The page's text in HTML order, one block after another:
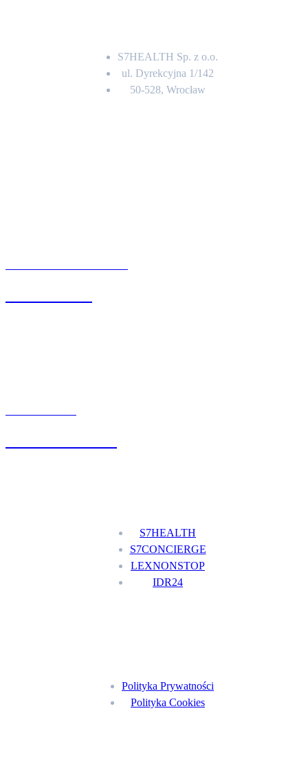
S7HEALTH Sp. z o.o.
ul. Dyrekcyjna 1/142
50-528, Wrocław
S7HEALTH
S7CONCIERGE
LEXNONSTOP
IDR24
Polityka Prywatności
Polityka Cookies